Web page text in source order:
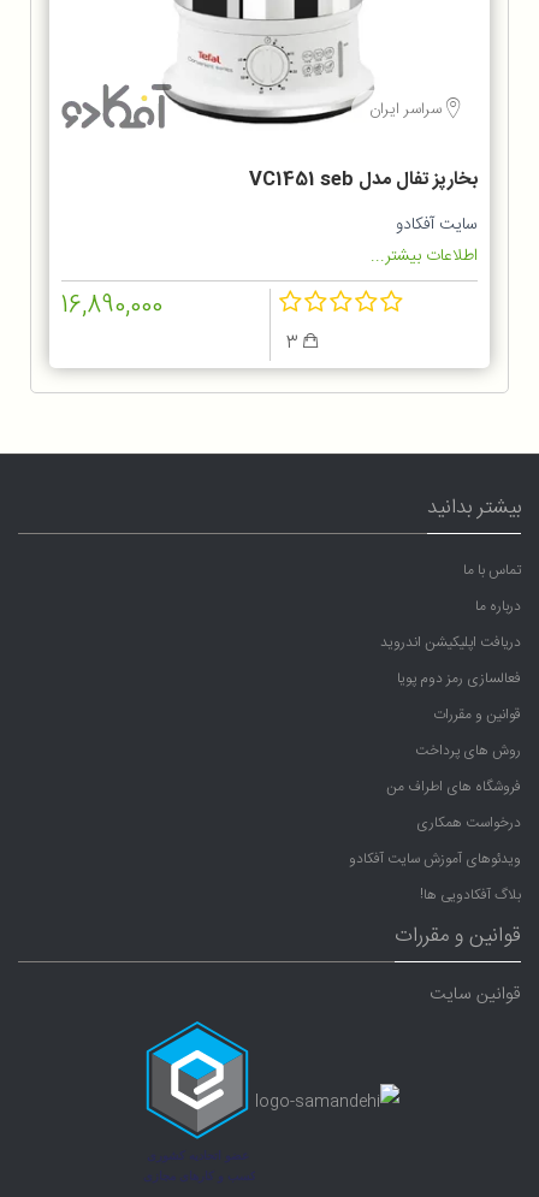
سراسر ایران
بخارپز تفال مدل VC1451 seb
سایت آفکادو
اطلاعات بیشتر...
16,890,000
بیشتر بدانید
تماس با ما
درباره ما
دریافت اپلیکیشن اندروید
فعالسازی رمز دوم پویا
قوانین و مقررات
روش های پرداخت
فروشگاه های اطراف من
درخواست همکاری
ویدئوهای آموزش سایت آفکادو
بلاگ آفکادویی ها!
قوانین و مقررات
قوانین سایت